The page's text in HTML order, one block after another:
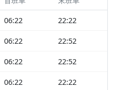
06:22 22:22
06:22 22:52
06:22 22:52
06:22 22:22